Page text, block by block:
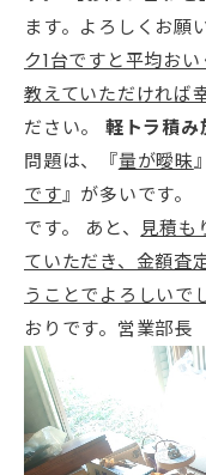
ます。よろしくお願
ク1台ですと平均お
教えていただければ
ださい。 軽トラ積み
問題は、『量が曖昧
です』が多いです。
です。 あと、 見積も
ていただき、金額査
うことでよろしいで
おりです。営業部